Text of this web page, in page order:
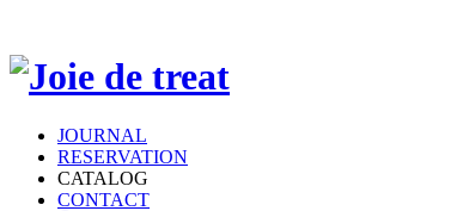
JOURNAL
RESERVATION
CATALOG
CONTACT